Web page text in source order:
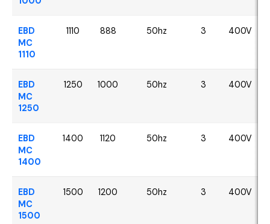
EBD
MC
1110
1110 888 50hz 3 400V
EBD
MC
1250
1250 1000 50hz 3 400V
EBD
MC
1400
1400 1120 50hz 3 400V
EBD
MC
1500
1500 1200 50hz 3 400V